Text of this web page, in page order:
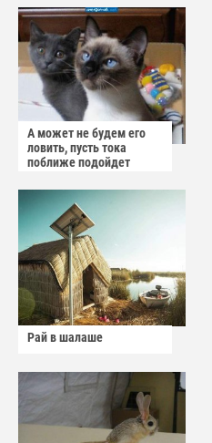
А может не будем его
ловить, пусть тока
поближе подойдет
Рай в шалаше